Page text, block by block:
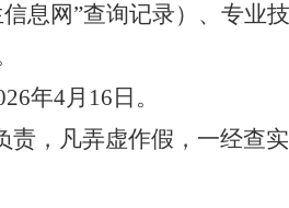
息网”查询记录）、专业
年4月16日。
责，凡弄虚作假，一经查